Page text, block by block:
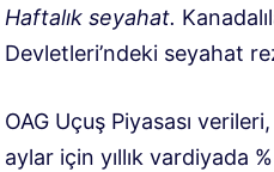
Haftalık seyahat.
Devletleri’ndeki seyahat
OAG Uçuş Piyasası
aylar için yıllık vardiyada